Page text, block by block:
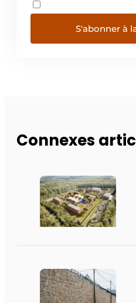
S'abonner à
Connexes